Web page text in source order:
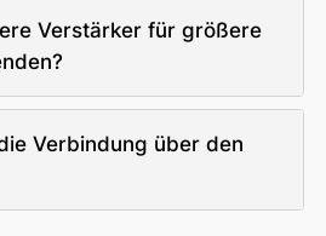
Verstärker für größere
Verbindung über den